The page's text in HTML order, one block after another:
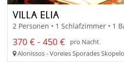
VILLA ELIA
2 Personen • 1 Schlafzimmer • 1
370 € - 450 €
pro Nacht
Alonissos - Voreies Sporades